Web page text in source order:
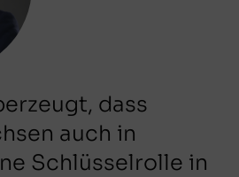
dass
auch in
Schlüsselrolle in